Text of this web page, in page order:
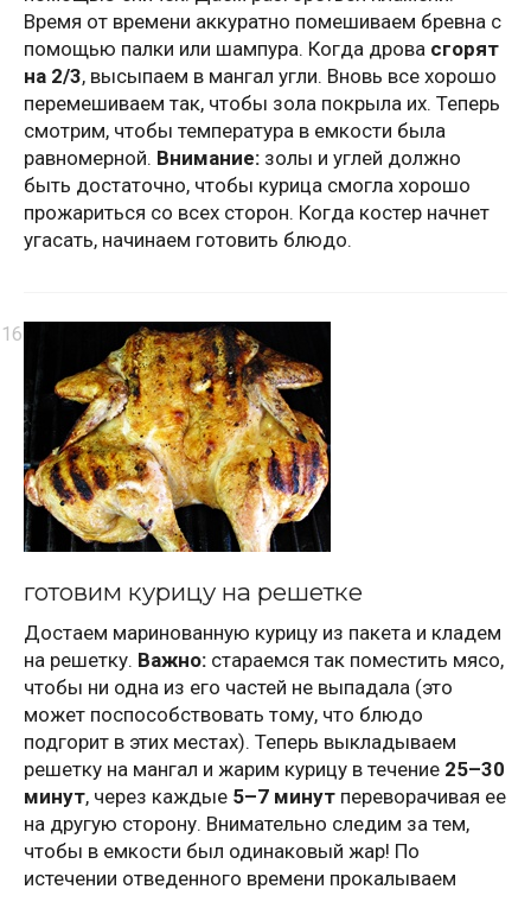
Время от времени аккуратно помешиваем бревна с
помощью палки или шампура. Когда дрова сгорят
на 2/3, высыпаем в мангал угли. Вновь все хорошо
перемешиваем так, чтобы зола покрыла их. Теперь
смотрим, чтобы температура в емкости была
равномерной. Внимание: золы и углей должно
быть достаточно, чтобы курица смогла хорошо
прожариться со всех сторон. Когда костер начнет
угасать, начинаем готовить блюдо.
готовим курицу на решетке
Достаем маринованную курицу из пакета и кладем
на решетку. Важно: стараемся так поместить мясо,
чтобы ни одна из его частей не выпадала (это
может поспособствовать тому, что блюдо
подгорит в этих местах). Теперь выкладываем
решетку на мангал и жарим курицу в течение 25–30
минут, через каждые 5–7 минут переворачивая ее
на другую сторону. Внимательно следим за тем,
чтобы в емкости был одинаковый жар! По
истечении отведенного времени прокалываем